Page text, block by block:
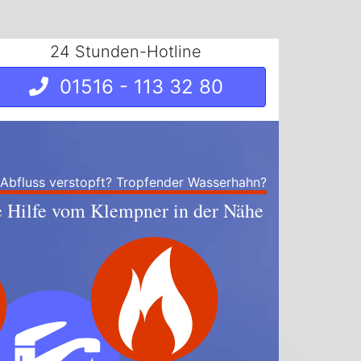
24 Stunden-Hotline
01516 - 113 32 80
verstopft? Tropfender Wasserhahn?
Hilfe vom Klempner in der Nähe